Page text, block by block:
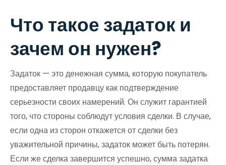
Что такое задаток и
зачем он нужен?
Задаток — это денежная сумма, которую покупатель
предоставляет продавцу как подтверждение
серьезности своих намерений. Он служит гарантией
того, что стороны соблюдут условия сделки. В случае,
если одна из сторон откажется от сделки без
уважительной причины, задаток может быть потерян.
Если же сделка завершится успешно, сумма задатка